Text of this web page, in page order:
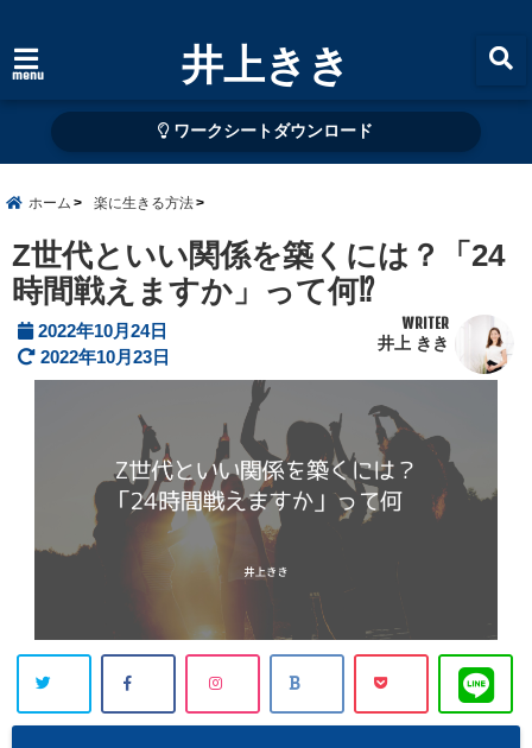
menu 井上きき
ワークシートダウンロード
ホーム 楽に生きる方法
Z世代といい関係を築くには？「24
時間戦えますか」って何⁉
2022年10月24日
2022年10月23日
WRITER
井上 きき